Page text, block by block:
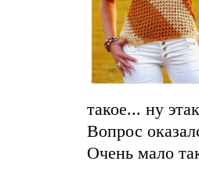
такое... ну
Вопрос
Очень мало